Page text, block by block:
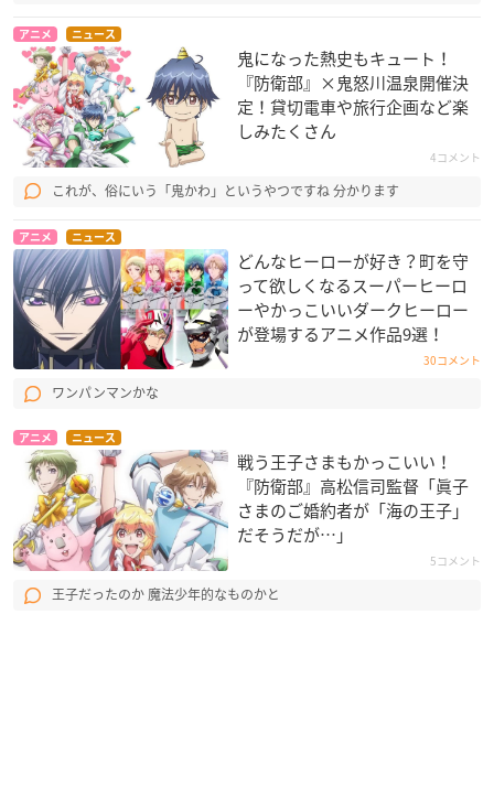
アニメ ニュース
鬼になった熱史もキュート！
『防衛部』×鬼怒川温泉開催決
定！貸切電車や旅行企画など楽
しみたくさん
4コメント
これが、俗にいう「鬼かわ」というやつですね 分かります
アニメ ニュース
どんなヒーローが好き？町を守
って欲しくなるスーパーヒーロ
ーやかっこいいダークヒーロー
が登場するアニメ作品9選！
30コメント
ワンパンマンかな
アニメ ニュース
戦う王子さまもかっこいい！
『防衛部』高松信司監督「眞子
さまのご婚約者が「海の王子」
だそうだが…」
5コメント
王子だったのか 魔法少年的なものかと